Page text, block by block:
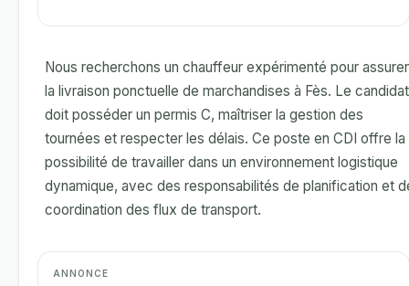
Nous recherchons un chauffeur expérimenté pour assurer
la livraison ponctuelle de marchandises à Fès. Le candidat
doit posséder un permis C, maîtriser la gestion des
tournées et respecter les délais. Ce poste en CDI offre la
possibilité de travailler dans un environnement logistique
dynamique, avec des responsabilités de planification et
coordination des flux de transport.